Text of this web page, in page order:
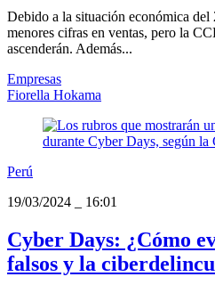
Debido a la situación económica del
menores cifras en ventas, pero la
ascenderán. Además...
Empresas
Fiorella Hokama
Perú
19/03/2024
16:01
Cyber Days: ¿Cómo
falsos y la